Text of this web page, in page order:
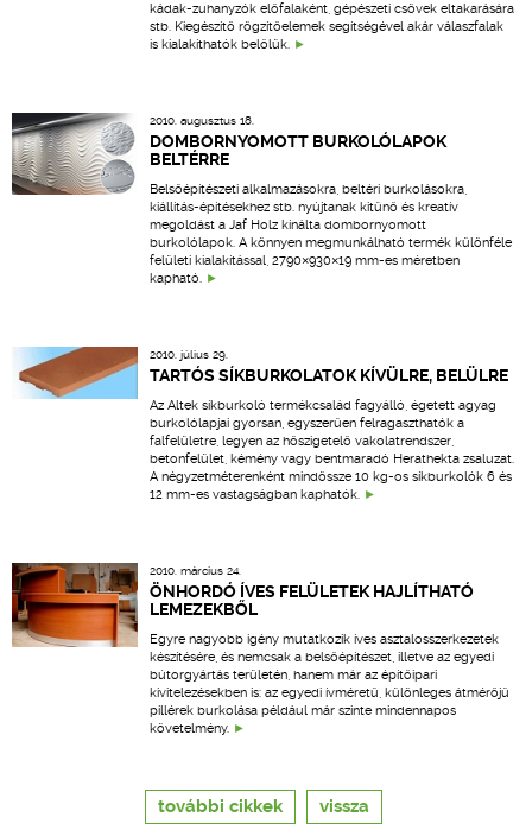
kádak-zuhanyzók előfalaként, gépészeti csövek eltakarására
stb. Kiegészítő rögzítőelemek segítségével akár válaszfalak
is kialakíthatók belőlük.
2010. augusztus 18.
DOMBORNYOMOTT BURKOLÓLAPOK
BELTÉRRE
Belsőépítészeti alkalmazásokra, beltéri burkolásokra,
kiállítás-építésekhez stb. nyújtanak kitűnő és kreatív
megoldást a Jaf Holz kínálta dombornyomott
burkolólapok. A könnyen megmunkálható termék különféle
felületi kialakítással, 2790×930×19 mm-es méretben
kapható.
2010. július 29.
TARTÓS SÍKBURKOLATOK KÍVÜLRE, BELÜLRE
Az Altek síkburkoló termékcsalád fagyálló, égetett agyag
burkolólapjai gyorsan, egyszerűen felragaszthatók a
falfelületre, legyen az hőszigetelő vakolatrendszer,
betonfelület, kémény vagy bentmaradó Herathekta zsaluzat.
A négyzetméterenként mindössze 10 kg-os síkburkolók 6 és
12 mm-es vastagságban kaphatók.
2010. március 24.
ÖNHORDÓ ÍVES FELÜLETEK HAJLÍTHATÓ
LEMEZEKBŐL
Egyre nagyobb igény mutatkozik íves asztalosszerkezetek
készítésére, és nemcsak a belsőépítészet, illetve az egyedi
bútorgyártás területén, hanem már az építőipari
kivitelezésekben is: az egyedi ívméretű, különleges átmérőjű
pillérek burkolása például már szinte mindennapos
követelmény.
további cikkek vissza